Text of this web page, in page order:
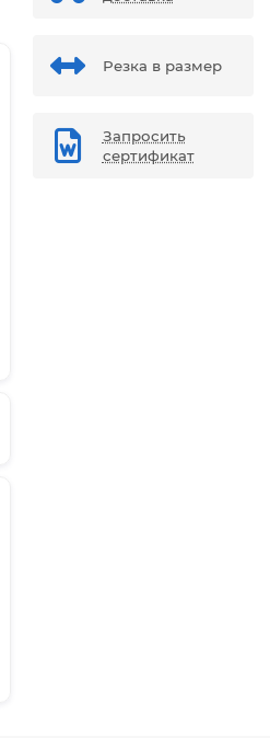
Резка в размер
Запросить
сертификат